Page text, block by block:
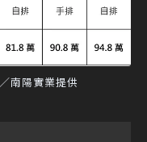
南陽實業提供